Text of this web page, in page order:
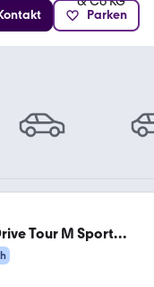
Parken
Tour M Sport
PDC